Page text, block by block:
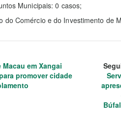
Municipais: 0 casos;
do Comércio e do Investimento de
Macau em Xangai
promover cidade